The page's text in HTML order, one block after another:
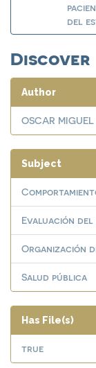
del
Discover
Author
OSCAR
Subject
Evaluación del
Organización
Salud pública
Has File(s)
true